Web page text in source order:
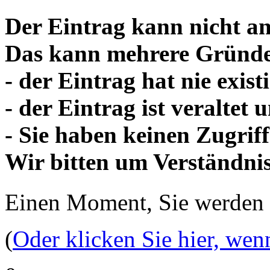
Der Eintrag kann nicht
Das kann mehrere
- der Eintrag hat nie
- der Eintrag ist veraltet
- Sie haben keinen
Wir bitten um
Einen Moment, Sie
(Oder klicken Sie hier,